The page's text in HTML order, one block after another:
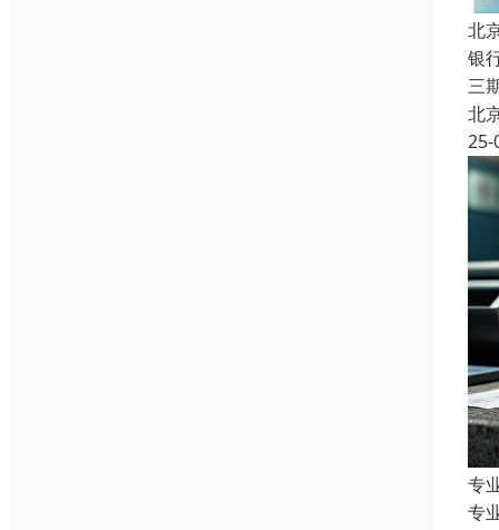
北
银
三
北
25-
专
专